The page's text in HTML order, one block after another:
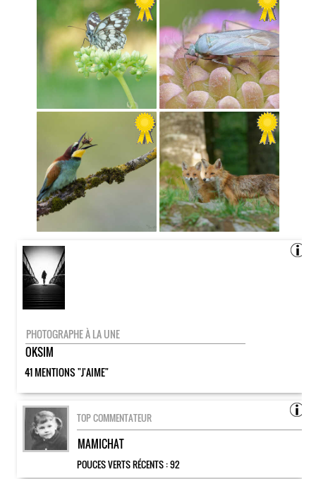
PHOTOGRAPHE À LA UNE
OKSIM
41 MENTIONS "J'AIME"
TOP COMMENTATEUR
MAMICHAT
POUCES VERTS RÉCENTS :92